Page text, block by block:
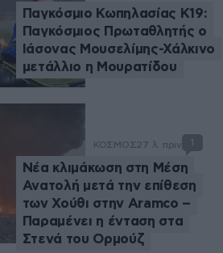
Παγκόσμιο Κωπηλασίας Κ19:
Παγκόσμιος Πρωταθλητής ο
Ιάσονας Μουσελίμης-Χάλκινο
μετάλλιο η Μουρατίδου
ΚΟΣΜΟΣ27 λ. πριν
Νέα κλιμάκωση στη Μέση
Ανατολή μετά την επίθεση
των Χούθι στην Aramco –
Παραμένει η ένταση στα
Στενά του Ορμούζ